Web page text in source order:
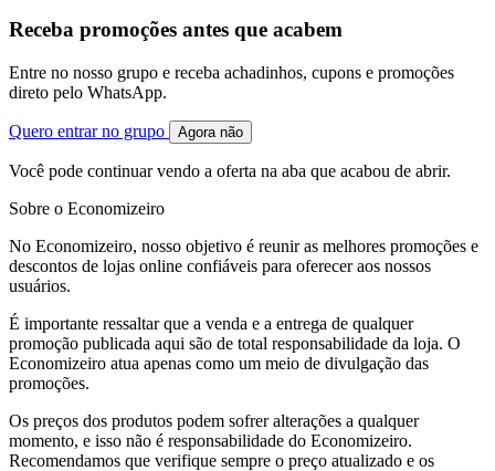
Receba promoções antes que acabem
Entre no nosso grupo e receba achadinhos, cupons e promoções
direto pelo WhatsApp.
Quero entrar no grupo Agora não
Você pode continuar vendo a oferta na aba que acabou de abrir.
Sobre o Economizeiro
No Economizeiro, nosso objetivo é reunir as melhores promoções e
descontos de lojas online confiáveis para oferecer aos nossos
usuários.
É importante ressaltar que a venda e a entrega de qualquer
promoção publicada aqui são de total responsabilidade da loja. O
Economizeiro atua apenas como um meio de divulgação das
promoções.
Os preços dos produtos podem sofrer alterações a qualquer
momento, e isso não é responsabilidade do Economizeiro.
Recomendamos que verifique sempre o preço atualizado e os